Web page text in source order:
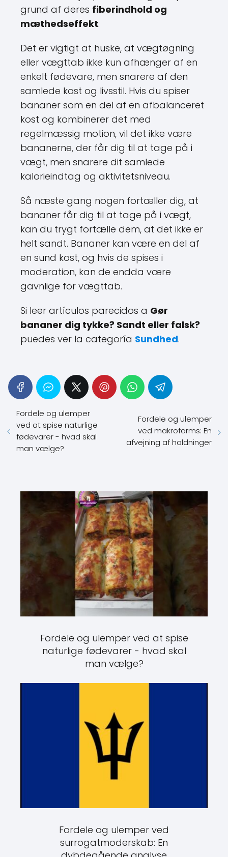
grund af deres fiberindhold og
mæthedseffekt
Det er vigtigt at huske, at vægtøgning
eller vægttab ikke kun afhænger af en
enkelt fødevare, men snarere af den
samlede kost og livsstil. Hvis du spiser
bananer som en del af en afbalanceret
kost og kombinerer det med
regelmæssig motion, vil det ikke være
bananerne, der får dig til at tage på i
vægt, men snarere dit samlede
kalorieindtag og aktivitetsniveau.
Så næste gang nogen fortæller dig, at
bananer får dig til at tage på i vægt,
kan du trygt fortælle dem, at det ikke er
helt sandt. Bananer kan være en del af
en sund kost, og hvis de spises i
moderation, kan de endda være
gavnlige for vægttab.
Si leer artículos parecidos a
Gør
bananer dig tykke? Sandt eller falsk?
puedes ver la categoría Sundhed
Fordele og ulemper
ved at spise naturlige
fødevarer - hvad skal
man vælge?
Fordele og ulemper
ved makrofarms: En
afvejning af holdninger
Fordele og ulemper ved at spise
naturlige fødevarer - hvad skal
man vælge?
Fordele og ulemper ved
surrogatmoderskab: En
dybdegående analyse